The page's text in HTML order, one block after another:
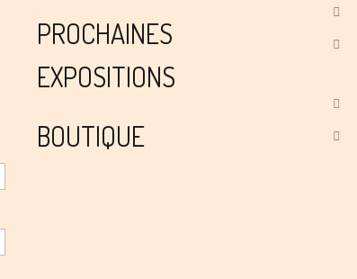
PROCHAINES
EXPOSITIONS
BOUTIQUE